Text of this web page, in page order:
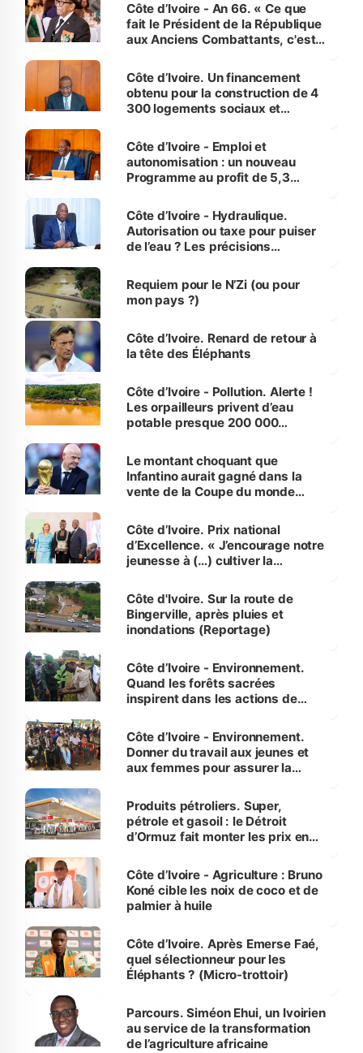
Côte d’Ivoire - An 66. « Ce que
fait le Président de la République
aux Anciens Combattants, c'est
Côte d’Ivoire. Un financement
obtenu pour la construction de 4
300 logements sociaux et
et Yamoussoukro
Côte d’Ivoire - Emploi et
autonomisation : un nouveau
Programme au profit de 5,3
Côte d’Ivoire - Hydraulique.
Autorisation ou taxe pour puiser
de l’eau ? Les précisions
Requiem pour le N’Zi (ou pour
mon pays ?)
Côte d’Ivoire. Renard de retour à
la tête des Éléphants
Côte d’Ivoire - Pollution. Alerte !
Les orpailleurs privent d’eau
potable presque 200 000
Le montant choquant que
Infantino aurait gagné dans la
vente de la Coupe du monde
Côte d’Ivoire. Prix national
d’Excellence. « J’encourage notre
jeunesse à (…) cultiver la
(Alassane Ouattara
Côte d'Ivoire. Sur la route de
Bingerville, après pluies et
inondations (Reportage)
Côte d’Ivoire - Environnement.
Quand les forêts sacrées
inspirent dans les actions de
Côte d’Ivoire - Environnement.
Donner du travail aux jeunes et
aux femmes pour assurer la
menacées
Produits pétroliers. Super,
pétrole et gasoil : le Détroit
d’Ormuz fait monter les prix en
Côte d’Ivoire - Agriculture : Bruno
Koné cible les noix de coco et de
palmier à huile
Côte d’Ivoire. Après Emerse Faé,
quel sélectionneur pour les
Éléphants ? (Micro-trottoir)
Parcours. Siméon Ehui, un Ivoirien
au service de la transformation
de l’agriculture africaine